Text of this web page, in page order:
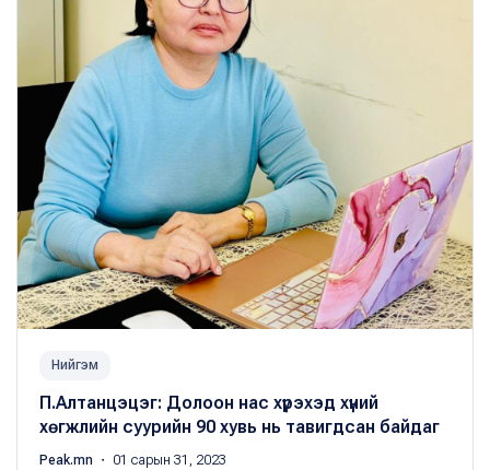
Нийгэм
П.Алтанцэцэг: Долоон нас хүрэхэд хүний
хөгжлийн суурийн 90 хувь нь тавигдсан байдаг
Peak.mn ・ 01 сарын 31, 2023